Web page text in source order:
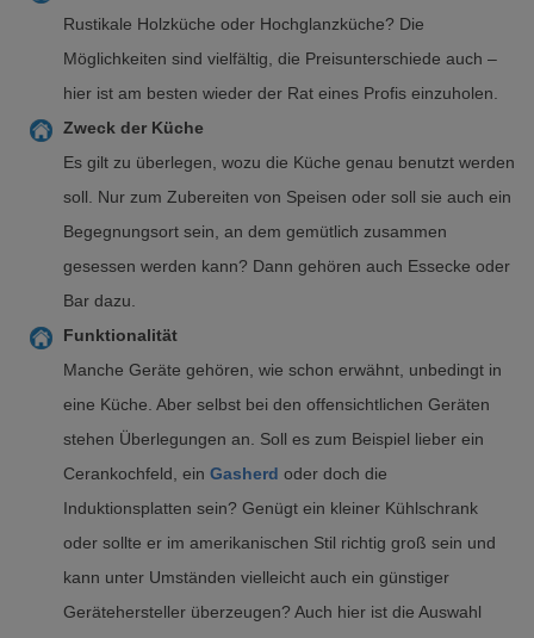
Rustikale Holzküche oder Hochglanzküche? Die
Möglichkeiten sind vielfältig, die Preisunterschiede auch –
hier ist am besten wieder der Rat eines Profis einzuholen.
Zweck der Küche
Es gilt zu überlegen, wozu die Küche genau benutzt werden
soll. Nur zum Zubereiten von Speisen oder soll sie auch ein
Begegnungsort sein, an dem gemütlich zusammen
gesessen werden kann? Dann gehören auch Essecke oder
Bar dazu.
Funktionalität
Manche Geräte gehören, wie schon erwähnt, unbedingt in
eine Küche. Aber selbst bei den offensichtlichen Geräten
stehen Überlegungen an. Soll es zum Beispiel lieber ein
Cerankochfeld, ein Gasherd oder doch die
Induktionsplatten sein? Genügt ein kleiner Kühlschrank
oder sollte er im amerikanischen Stil richtig groß sein und
kann unter Umständen vielleicht auch ein günstiger
Gerätehersteller überzeugen? Auch hier ist die Auswahl